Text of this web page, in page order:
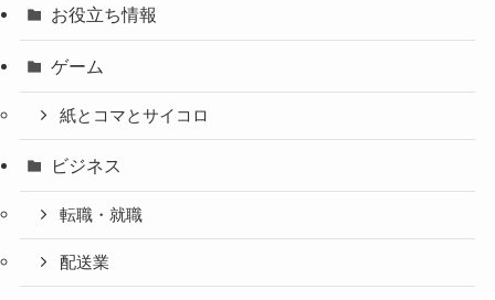
お役立ち情報
ゲーム
紙とコマとサイコロ
ビジネス
転職・就職
配送業